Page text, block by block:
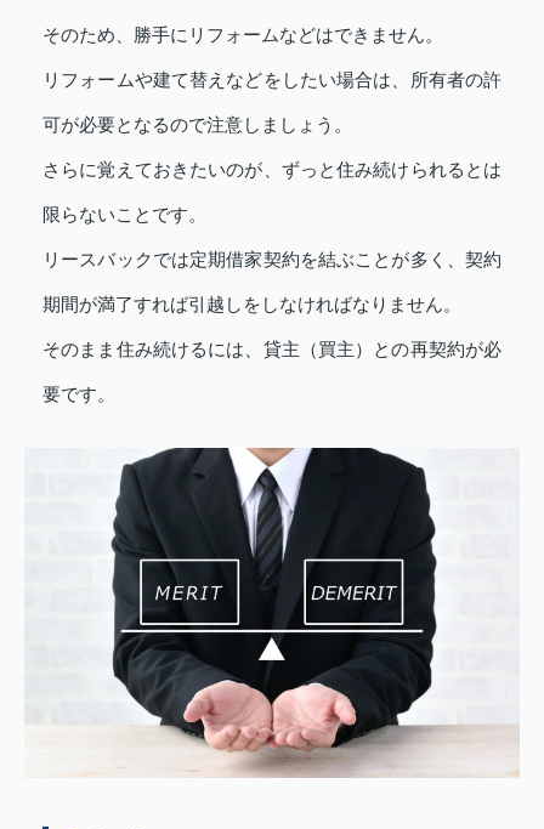
そのため、勝手にリフォームなどはできません。
リフォームや建て替えなどをしたい場合は、所有者の許
可が必要となるので注意しましょう。
さらに覚えておきたいのが、ずっと住み続けられるとは
限らないことです。
リースバックでは定期借家契約を結ぶことが多く、契約
期間が満了すれば引越しをしなければなりません。
そのまま住み続けるには、貸主（買主）との再契約が必
要です。